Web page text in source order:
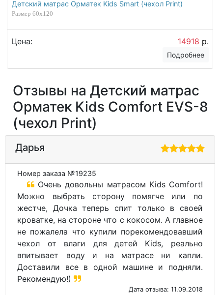
Детский матрас Орматек Kids Smart (чехол Print)
Размер 60х120
Подробнее
Отзывы на Детский матрас
Орматек Kids Comfort EVS-8
(чехол Print)
Дарья
Номер заказа №19235
Очень довольны матрасом Kids Comfort!
Можно выбрать сторону помягче или по
жестче, Дочка теперь спит только в своей
кроватке, на стороне что с кокосом. А главное
не пожалела что купили порекомендовавший
чехол от влаги для детей Kids, реально
впитывает воду и на матрасе ни капли.